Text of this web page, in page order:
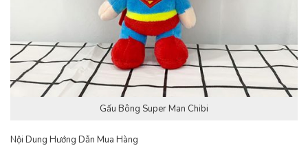
Gấu Bông Super Man Chibi
Nội Dung Hướng Dẫn Mua Hàng